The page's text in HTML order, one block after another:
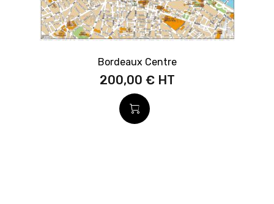
Bordeaux Centre
200,00 €